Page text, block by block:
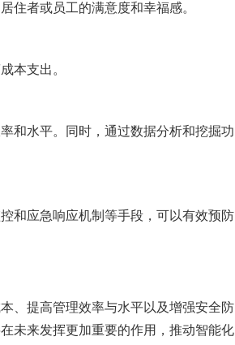
者或员工的满意度和幸福感。
本支出。
水平。同时，通过数据分析和挖掘功
和应急响应机制等手段，可以有效预防
、提高管理效率与水平以及增强安全防
未来发挥更加重要的作用，推动智能化